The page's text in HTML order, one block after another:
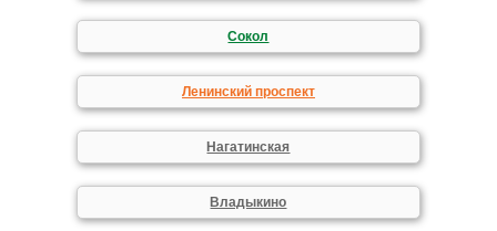
Сокол
Ленинский проспект
Нагатинская
Владыкино